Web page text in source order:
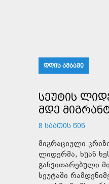
ᲓᲦᲘᲡ ᲐᲛᲑᲐᲕᲘ
ᲡᲔᲣᲢᲘᲡ
ᲛᲓᲔ
8 ᲡᲐᲐᲗᲘᲡ ᲬᲘᲜ
მიგრაციული
ლიდერმა, ხუან
განვითარებული
სეუტაში